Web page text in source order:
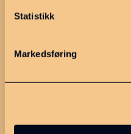
Statistikk
Markedsføring
Meld deg
vårt!